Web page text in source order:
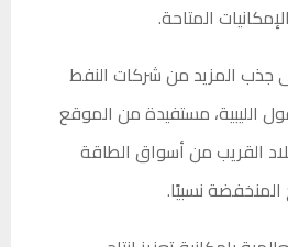
المتاحة.
المزيد من شركات النفط
الليبية، مستفيدة من الموقع
القريب من أسواق الطاقة
المنخفضة نسبيًا.